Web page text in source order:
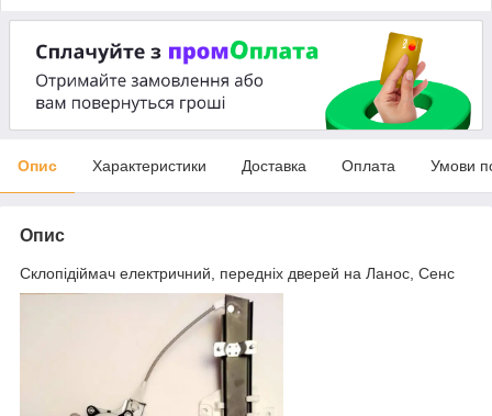
Опис Характеристики Доставка Оплата Умови
Опис
Склопідіймач електричний, передніх дверей на Ланос, Сенс